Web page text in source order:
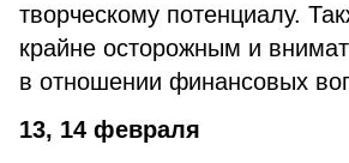
творческому потенциалу.
крайне осторожным и
в отношении финансовых
13, 14 февраля